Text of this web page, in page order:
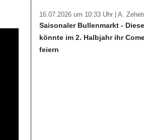
16.07.2026 um 10:33 Uhr | A.
Saisonaler Bullenmarkt -
könnte im 2. Halbjahr ihr
feiern